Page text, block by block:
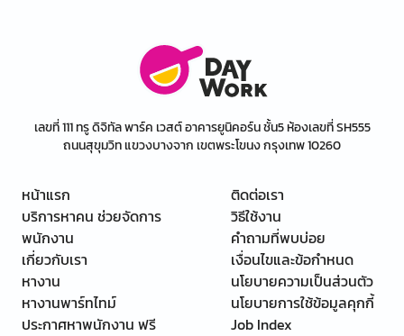
เลขที่ 111 ทรู ดิจิทัล พาร์ค เวสต์ อาคารยูนิคอร์น ชั้น5 ห้องเลขที่ SH555
ถนนสุขุมวิท แขวงบางจาก เขตพระโขนง กรุงเทพ 10260
หน้าแรก
บริการหาคน ช่วยจัดการ
พนักงาน
เกี่ยวกับเรา
หางาน
หางานพาร์ทไทม์
ประกาศหาพนักงาน ฟรี
ติดต่อเรา
วิธีใช้งาน
คำถามที่พบบ่อย
เงื่อนไขและข้อกำหนด
นโยบายความเป็นส่วนตัว
นโยบายการใช้ข้อมูลคุกกี้
Job Index